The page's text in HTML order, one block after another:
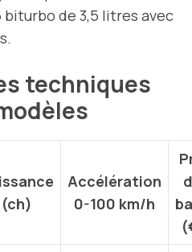
de 3,5 litres avec
techniques
(ch)
Accélération
0-100 km/h